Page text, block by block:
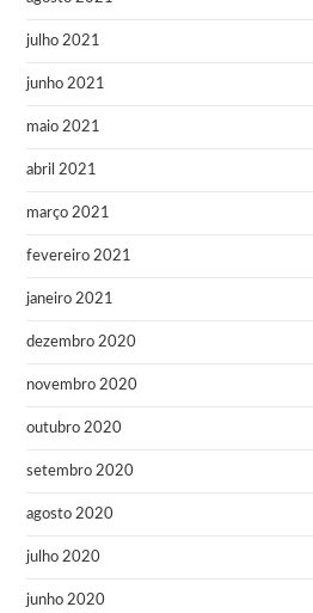
julho 2021
junho 2021
maio 2021
abril 2021
março 2021
fevereiro 2021
janeiro 2021
dezembro 2020
novembro 2020
outubro 2020
setembro 2020
agosto 2020
julho 2020
junho 2020